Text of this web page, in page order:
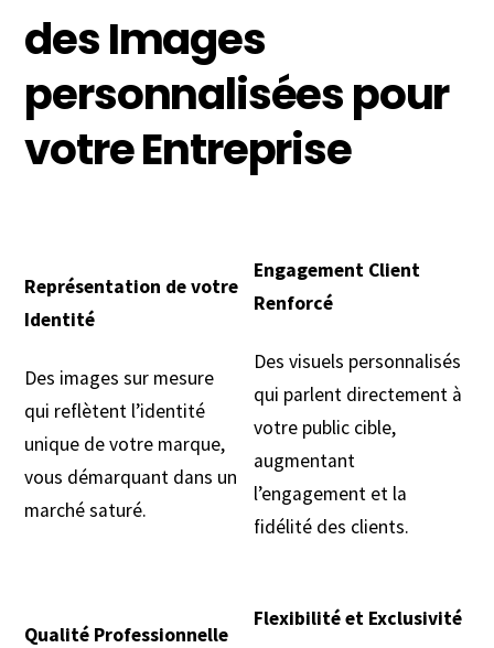
des Images
personnalisées pour
votre Entreprise
Représentation de votre
Identité
Des images sur mesure
qui reflètent l’identité
unique de votre marque,
vous démarquant dans un
marché saturé.
Engagement Client
Renforcé
Des visuels personnalisés
qui parlent directement à
votre public cible,
augmentant
l’engagement et la
fidélité des clients.
Qualité Professionnelle
Flexibilité et Exclusivité